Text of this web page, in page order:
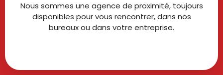
Nous sommes une agence de proximité, toujours
disponibles pour vous rencontrer, dans nos
bureaux ou dans votre entreprise.